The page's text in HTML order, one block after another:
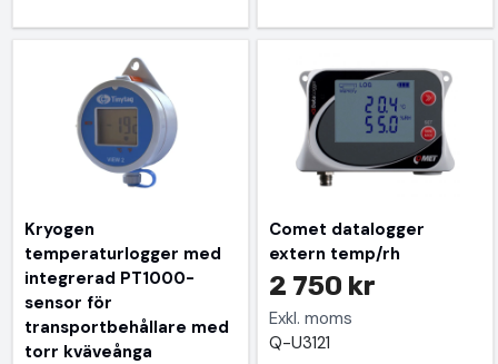
Kryogen
temperaturlogger med
integrerad PT1000-
sensor för
transportbehållare med
torr kväveånga
Comet datalogger
extern temp/rh
2 750 kr
Exkl. moms
Q-U3121